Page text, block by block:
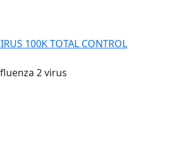
100K TOTAL CONTROL
2 virus